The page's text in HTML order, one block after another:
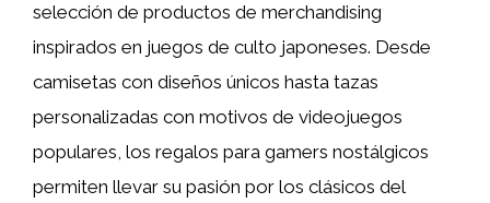
selección de productos de merchandising
inspirados en juegos de culto japoneses. Desde
camisetas con diseños únicos hasta tazas
personalizadas con motivos de videojuegos
populares, los regalos para gamers nostálgicos
permiten llevar su pasión por los clásicos del